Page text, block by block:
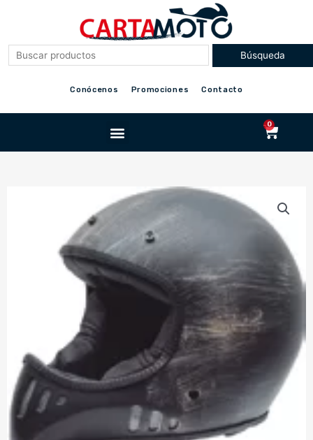
Conócenos Promociones Contacto
Menu 0